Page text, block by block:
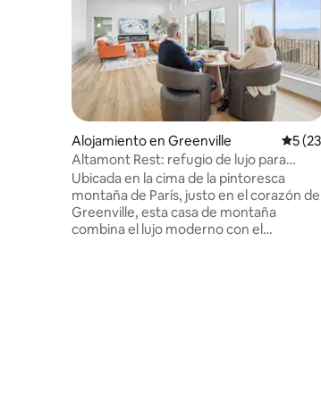
Alojamiento en Greenville
5
Altamont Rest: refugio de lujo para
adultos en la cima de la montaña
Ubicada en la cima de la pintoresca
montaña de París, justo en el corazón de
Greenville, esta casa de montaña
combina el lujo moderno con el